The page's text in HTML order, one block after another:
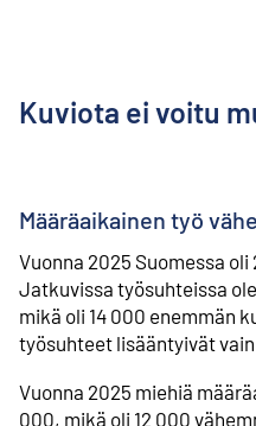
Kuviota ei voitu
Määräaikainen työ
Vuonna 2025 Suomessa
Jatkuvissa työsuhteissa
mikä oli 14 000 enemmän
työsuhteet lisääntyivät
Vuonna 2025 miehiä
000, mikä oli 12 000